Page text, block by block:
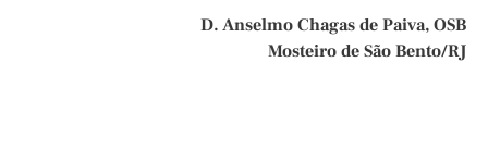
D. Anselmo Chagas de Paiva, OSB
Mosteiro de São Bento/RJ